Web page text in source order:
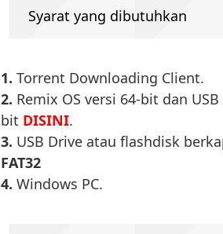
Syarat yang dibutuhkan
1. Torrent Downloading Client.
2. Remix OS versi 64-bit dan
bit DISINI.
3. USB Drive atau flashdisk
FAT32
4. Windows PC.